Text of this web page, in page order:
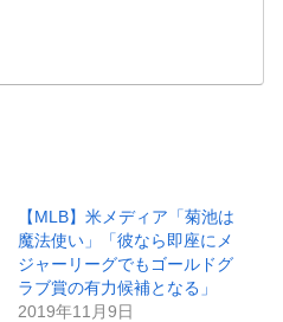
【MLB】米メディア「菊池は
魔法使い」「彼なら即座にメ
ジャーリーグでもゴールドグ
ラブ賞の有力候補となる」
2019年11月9日